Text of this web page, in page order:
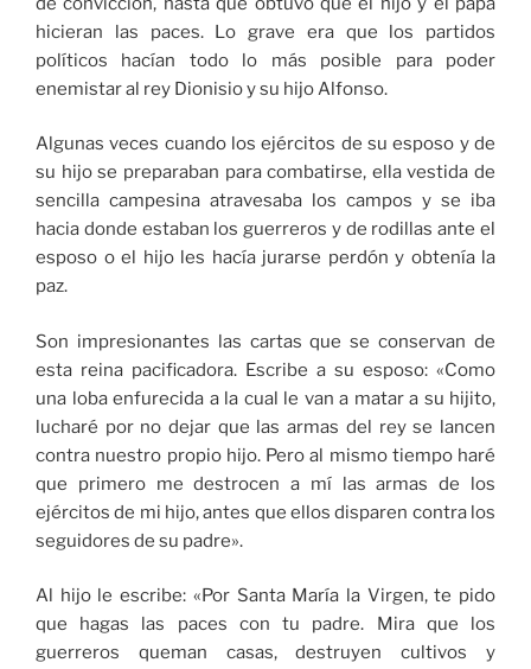
hicieran las paces. Lo grave era que los partidos
políticos hacían todo lo más posible para poder
enemistar al rey Dionisio y su hijo Alfonso.
Algunas veces cuando los ejércitos de su esposo y de
su hijo se preparaban para combatirse, ella vestida de
sencilla campesina atravesaba los campos y se iba
hacia donde estaban los guerreros y de rodillas ante el
esposo o el hijo les hacía jurarse perdón y obtenía la
paz.
Son impresionantes las cartas que se conservan de
esta reina pacificadora. Escribe a su esposo: «Como
una loba enfurecida a la cual le van a matar a su hijito,
lucharé por no dejar que las armas del rey se lancen
contra nuestro propio hijo. Pero al mismo tiempo haré
que primero me destrocen a mí las armas de los
ejércitos de mi hijo, antes que ellos disparen contra los
seguidores de su padre».
Al hijo le escribe: «Por Santa María la Virgen, te pido
que hagas las paces con tu padre. Mira que los
guerreros queman casas, destruyen cultivos y